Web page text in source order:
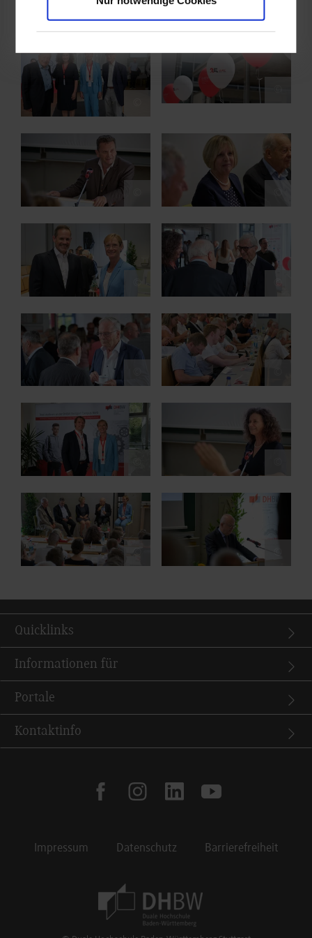
Bildergalerie
Show larger version for: Show larger version for:
Show larger version for: Show larger version for:
Show larger version for: Show larger version for:
Show larger version for: Show larger version for:
Show larger version for: Show larger version for:
Quicklinks
Informationen für
Portale
Kontaktinfo
facebookinstagramlinkedinyoutube
Impressum Datenschutz Barrierefreiheit